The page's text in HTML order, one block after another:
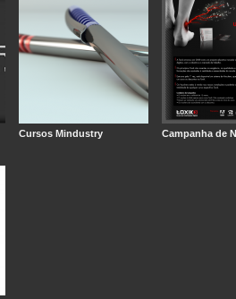
Cursos Mindustry Campanha de